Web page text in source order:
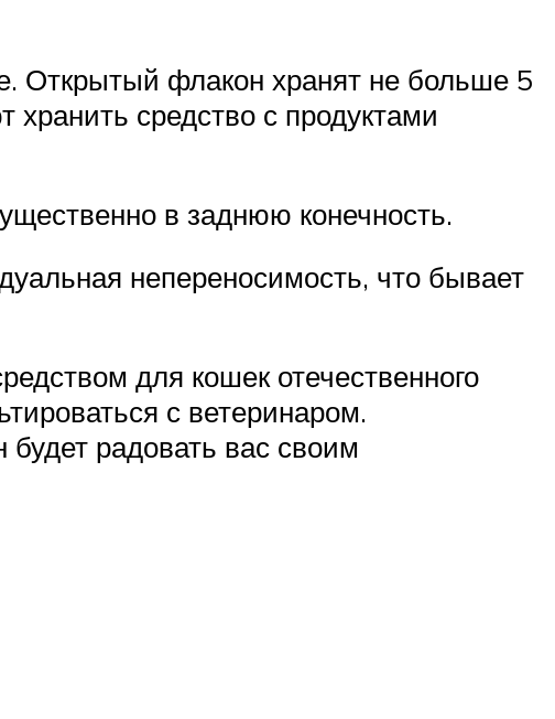
Открытый флакон хранят не больше 5
средство с продуктами
в заднюю конечность.
непереносимость, что бывает
для кошек отечественного
с ветеринаром.
радовать вас своим